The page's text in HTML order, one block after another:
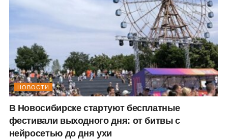
НОВОСТИ
В Новосибирске стартуют бесплатные
фестивали выходного дня: от битвы с
нейросетью до дня ухи